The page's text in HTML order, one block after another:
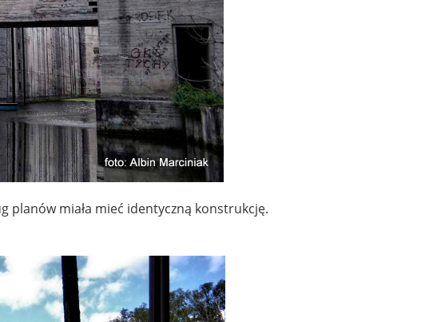
planów miała mieć identyczną konstrukcję.